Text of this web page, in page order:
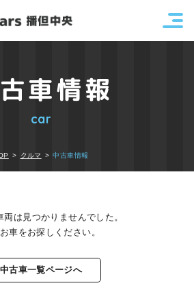
車情報
car
クルマ 中古車情報
両は見つかりませんでした。
車をお探しください。
中古車一覧ページへ